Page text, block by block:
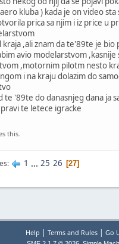
kluba ) kada je on video sta
prica sa njim i iz price u
kraja ,ali znam da te'89te je bio
avio modelarstvom ,kasnije
,motornim pilotm nesto
i na kraju dolazim do
te '89te do danasnjeg dana ja
te letece igracke
this.
1 ... 25 26 27
Help | Terms and Rules| Go